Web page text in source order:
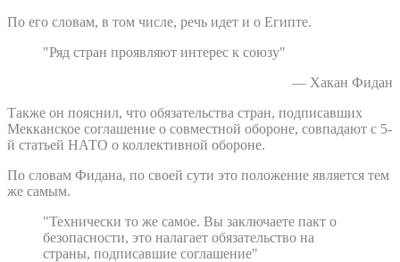
По его словам, в том числе, речь идет и о Египте.
"Ряд стран проявляют интерес к союзу"
— Хакан Фидан
Также он пояснил, что обязательства стран, подписавших
Мекканское соглашение о совместной обороне, совпадают с 5-
й статьей НАТО о коллективной обороне.
По словам Фидана, по своей сути это положение является тем
же самым.
"Технически то же самое. Вы заключаете пакт о
безопасности, это налагает обязательство на
страны, подписавшие соглашение"